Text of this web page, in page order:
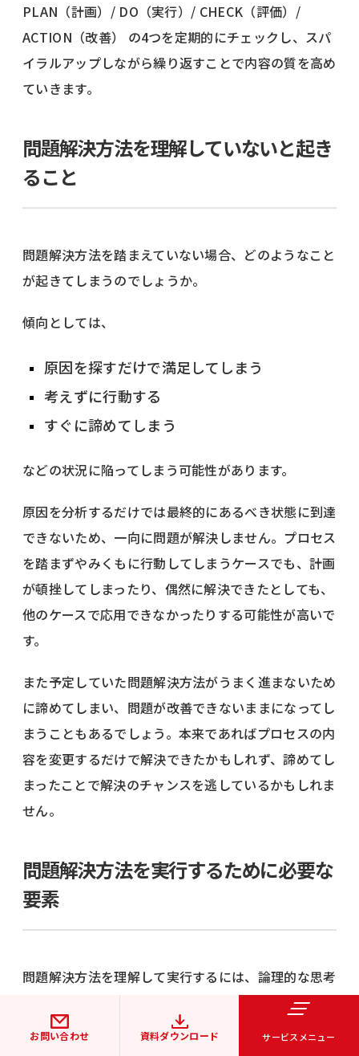
お問い合わせ 資料ダウンロード サービスメニュー
PLAN（計画）/ DO（実行）/ CHECK（評価）/
ACTION（改善） の4つを定期的にチェックし、スパ
イラルアップしながら繰り返すことで内容の質を高め
ていきます。
問題解決方法を理解していないと起き
ること
問題解決方法を踏まえていない場合、どのようなこと
が起きてしまうのでしょうか。
傾向としては、
原因を探すだけで満足してしまう
考えずに行動する
すぐに諦めてしまう
などの状況に陥ってしまう可能性があります。
原因を分析するだけでは最終的にあるべき状態に到達
できないため、一向に問題が解決しません。プロセス
を踏まずやみくもに行動してしまうケースでも、計画
が頓挫してしまったり、偶然に解決できたとしても、
他のケースで応用できなかったりする可能性が高いで
す。
また予定していた問題解決方法がうまく進まないため
に諦めてしまい、問題が改善できないままになってし
まうこともあるでしょう。本来であればプロセスの内
容を変更するだけで解決できたかもしれず、諦めてし
まったことで解決のチャンスを逃しているかもしれま
せん。
問題解決方法を実行するために必要な
要素
問題解決方法を理解して実行するには、論理的な思考
や周囲への興味関心、物事の経験から冷静に予測をす
る習慣などの姿勢が大切です。